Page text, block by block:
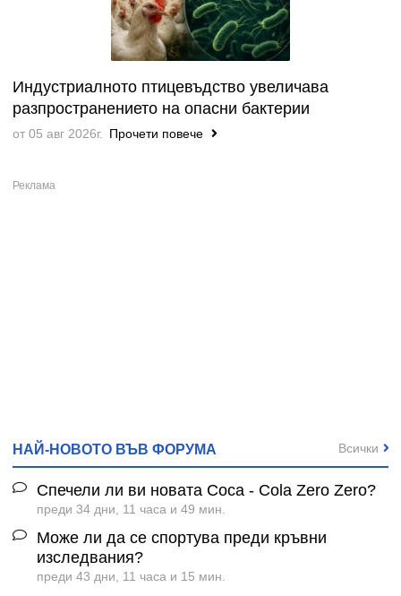
Индустриалното птицевъдство увеличава
разпространението на опасни бактерии
от 05 авг 2026г. Прочети повече
НАЙ-НОВОТО ВЪВ ФОРУМА
Спечели ли ви новата Coca - Cola Zero Zero?
преди 34 дни, 11 часа и 49 мин.
Може ли да се спортува преди кръвни
изследвания?
преди 43 дни, 11 часа и 15 мин.
Всички